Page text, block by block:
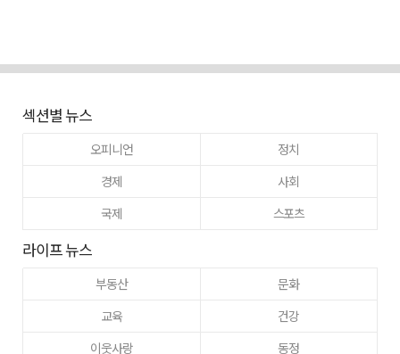
섹션별 뉴스
오피니언
정치
경제
사회
국제
스포츠
라이프 뉴스
부동산
문화
교육
건강
이웃사랑
동정